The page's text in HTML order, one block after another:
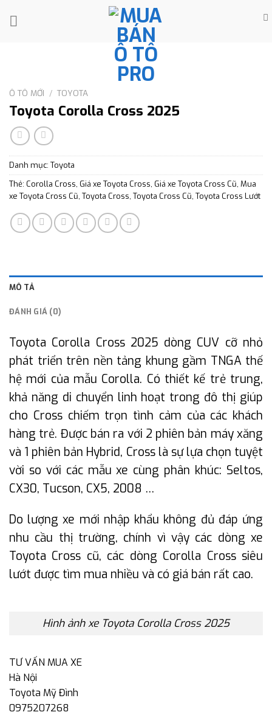
Ô TÔ MỚI / TOYOTA
Toyota Corolla Cross 2025
Danh mục: Toyota
Thẻ: Corolla Cross, Giá xe Toyota Cross, Giá xe Toyota Cross Cũ, Mua
xe Toyota Cross Cũ, Toyota Cross, Toyota Cross Cũ, Toyota Cross Lướt
MÔ TẢ
ĐÁNH GIÁ (0)
Toyota Corolla Cross 2025 dòng CUV cỡ nhỏ
phát triển trên nền tảng khung gầm TNGA thế
hệ mới của mẫu Corolla. Có thiết kế trẻ trung,
khả năng di chuyển linh hoạt trong đô thị giúp
cho Cross chiếm trọn tình cảm của các khách
hàng trẻ. Được bán ra với 2 phiên bản máy xăng
và 1 phiên bản Hybrid, Cross là sự lựa chọn tuyệt
vời so với các mẫu xe cùng phân khúc: Seltos,
CX30, Tucson, CX5, 2008 …
Do lượng xe mới nhập khẩu không đủ đáp ứng
nhu cầu thị trường, chính vì vậy các dòng xe
Toyota Cross cũ, các dòng Corolla Cross siêu
lướt được tìm mua nhiều và có giá bán rất cao.
Hình ảnh xe Toyota Corolla Cross 2025
TƯ VẤN MUA XE
Hà Nội
Toyota Mỹ Đình
0975207268